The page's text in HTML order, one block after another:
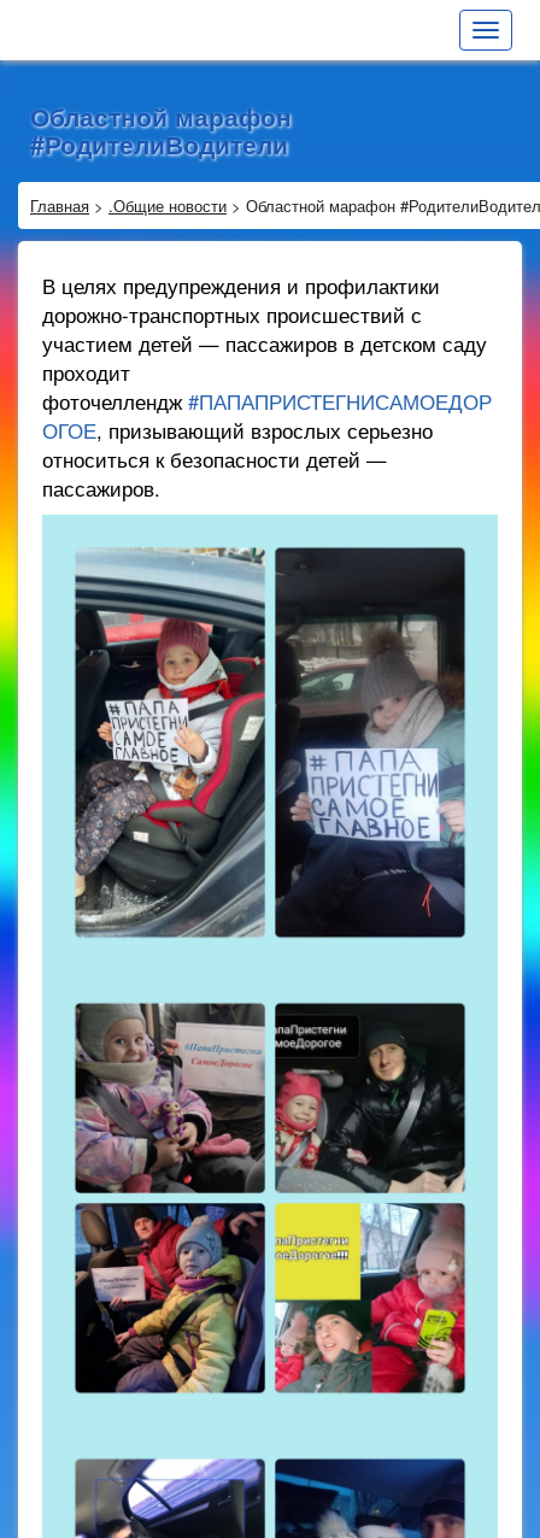
Toggle
Областной марафон
#РодителиВодители
Главная > .Общие новости > Областной марафон
В целях предупреждения и профилактики
дорожно-транспортных происшествий с
участием детей — пассажиров в детском саду
проходит
фоточеллендж #ПАПАПРИСТЕГНИСАМОЕДОР
ОГОЕ, призывающий взрослых серьезно
относиться к безопасности детей —
пассажиров.